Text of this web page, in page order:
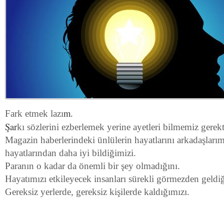
Fark etmek lazım.
Şarkı sözlerini ezberlemek yerine ayetleri bilmemiz
Magazin haberlerindeki ünlülerin hayatlarını
hayatlarından daha iyi bildiğimizi.
Paranın o kadar da önemli bir şey olmadığını.
Hayatımızı etkileyecek insanları sürekli görmezden
Gereksiz yerlerde, gereksiz kişilerde kaldığımızı.